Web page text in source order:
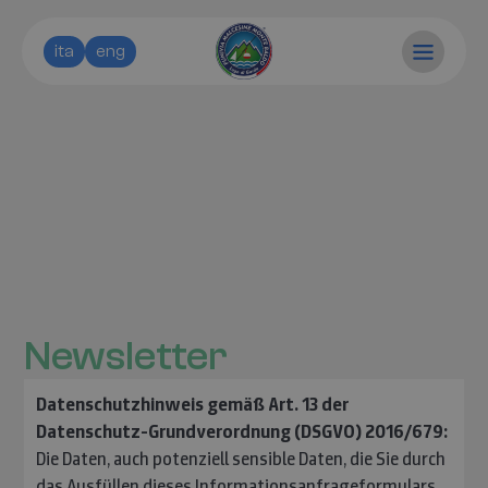
ita eng
Newsletter
Datenschutzhinweis gemäß Art. 13 der
Datenschutz-Grundverordnung (DSGVO) 2016/679:
Die Daten, auch potenziell sensible Daten, die Sie durch